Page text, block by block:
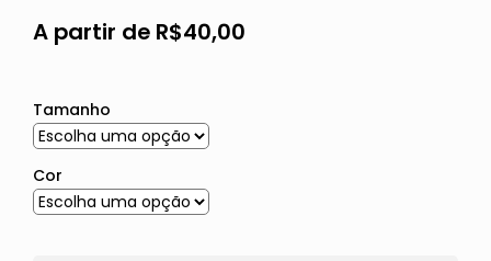
A partir de R$40,00
Tamanho
Cor